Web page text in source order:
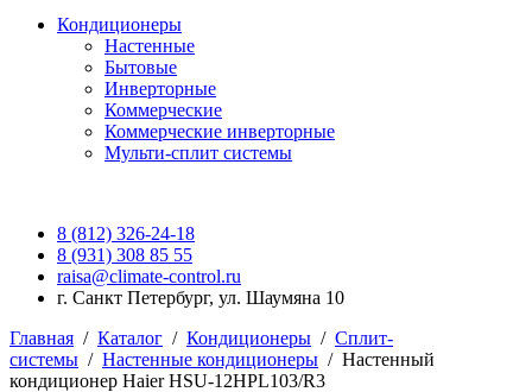
Кондиционеры
Настенные
Бытовые
Инверторные
Коммерческие
Коммерческие инверторные
Мульти-сплит системы
8 (812) 326-24-18
8 (931) 308 85 55
raisa@climate-control.ru
г. Санкт Петербург, ул. Шаумяна 10
Главная / Каталог / Кондиционеры / Сплит-
системы / Настенные кондиционеры / Настенный
кондиционер Haier HSU-12HPL103/R3